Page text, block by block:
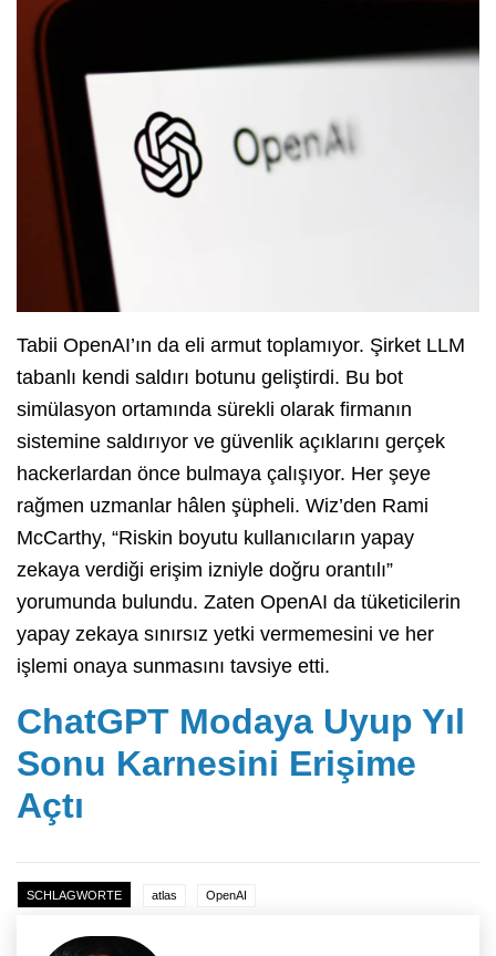
Tabii OpenAI’ın da eli armut toplamıyor. Şirket LLM
tabanlı kendi saldırı botunu geliştirdi. Bu bot
simülasyon ortamında sürekli olarak firmanın
sistemine saldırıyor ve güvenlik açıklarını gerçek
hackerlardan önce bulmaya çalışıyor. Her şeye
rağmen uzmanlar hâlen şüpheli. Wiz’den Rami
McCarthy, “Riskin boyutu kullanıcıların yapay
zekaya verdiği erişim izniyle doğru orantılı”
yorumunda bulundu. Zaten OpenAI da tüketicilerin
yapay zekaya sınırsız yetki vermemesini ve her
işlemi onaya sunmasını tavsiye etti.
ChatGPT Modaya Uyup Yıl
Sonu Karnesini Erişime
Açtı
SCHLAGWORTE atlas OpenAI